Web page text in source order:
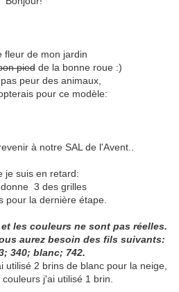
fleur de mon jardin
piedde la bonne roue :)
peur des animaux,
pour ce modèle:
à notre SAL de l'Avent..
je suis en retard:
3 des grilles
pour la dernière étape.
les couleurs ne sont pas réelles.
aurez besoin des fils suivants:
340; blanc; 742.
utilisé 2 brins de blanc pour la neige,
j'ai utilisé 1 brin.